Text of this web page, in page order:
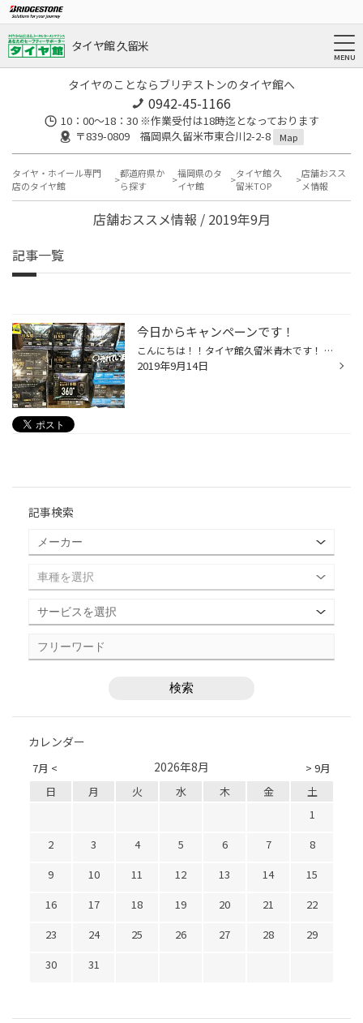
タイヤ館 久留米
タイヤのことならブリヂストンのタイヤ館へ
0942-45-1166
10：00～18：30 ※作業受付は18時迄となっております
〒839-0809 福岡県久留米市東合川2-2-8
Map
タイヤ・ホイール専門
店のタイヤ館
都道府県か
ら探す
福岡県のタ
イヤ館
タイヤ館 久
留米TOP
店舗おスス
メ情報
店舗おススメ情報 / 2019年9月
記事一覧
今日からキャンペーンです！
こんにちは！！タイヤ館久留米青木です！ 10月の増税まであと半月です！タイヤ館では今日から増税前のキャンペーンを実施しております。 この機会にタイヤが磨り減ってたりスタッドレスタイヤを検討してある方は今がチャンス！！ お得にタイヤ交換しましょう((o(｡>ω<｡)o)) そして、話題のドライブレ...
2019年9月14日
記事検索
カレンダー
7月 < > 9月
2026年8月
日 月 火 水 木 金
土
1
2
3 4 5 6 7
8
9
10 11 12 13 14
15
16
17 18 19 20 21
22
23
24 25 26 27 28
29
30
31